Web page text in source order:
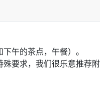
午的茶点，午餐）。
要求，我们很乐意推荐附